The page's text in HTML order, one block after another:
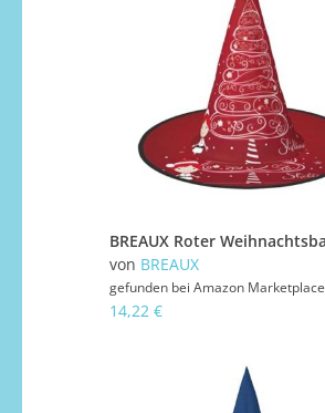
von BREAUX
gefunden bei Amazon Marketplace
14,22 €